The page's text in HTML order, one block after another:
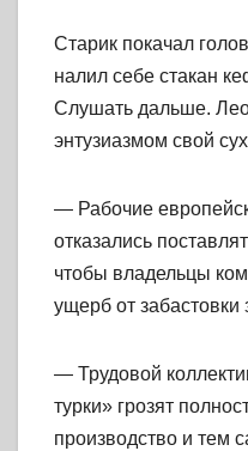
Старик покачал
налил себе стакан
Слушать дальше.
энтузиазмом свой
— Рабочие
отказались
чтобы владельцы
ущерб от забастовки
— Трудовой
турки» грозят
производство и тем